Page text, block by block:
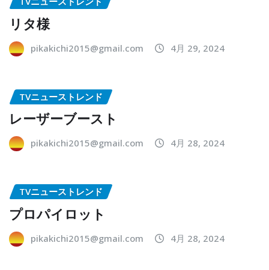
リタ様
pikakichi2015@gmail.com 4月 29, 2024
TVニューストレンド
レーザーブースト
pikakichi2015@gmail.com 4月 28, 2024
TVニューストレンド
プロパイロット
pikakichi2015@gmail.com 4月 28, 2024